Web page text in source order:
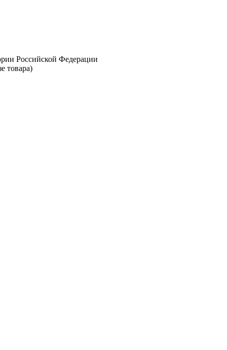
Российской Федерации
товара)